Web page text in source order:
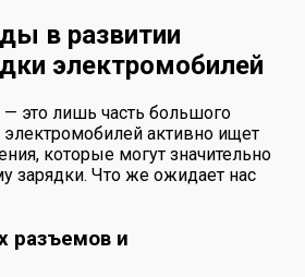
в развитии
электромобилей
это лишь часть большого
активно ищет
которые могут значительно
зарядки. Что же ожидает нас
разъемов и